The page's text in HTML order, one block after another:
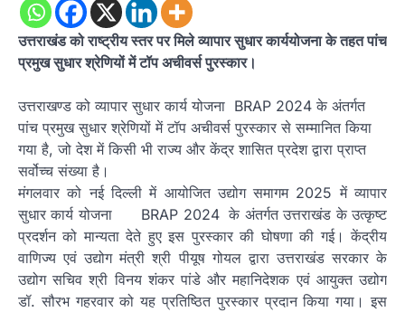
उत्तराखंड को राष्ट्रीय स्तर पर मिले व्यापार सुधार कार्ययोजना के तहत पांच
प्रमुख सुधार श्रेणियों में टॉप अचीवर्स पुरस्कार।
उत्तराखण्ड को व्यापार सुधार कार्य योजना BRAP 2024 के अंतर्गत
पांच प्रमुख सुधार श्रेणियों में टॉप अचीवर्स पुरस्कार से सम्मानित किया
गया है, जो देश में किसी भी राज्य और केंद्र शासित प्रदेश द्वारा प्राप्त
सर्वोच्च संख्या है।
मंगलवार को नई दिल्ली में आयोजित उद्योग समागम 2025 में व्यापार
सुधार कार्य योजना BRAP 2024 के अंतर्गत उत्तराखंड के उत्कृष्ट
प्रदर्शन को मान्यता देते हुए इस पुरस्कार की घोषणा की गई। केंद्रीय
वाणिज्य एवं उद्योग मंत्री श्री पीयूष गोयल द्वारा उत्तराखंड सरकार के
उद्योग सचिव श्री विनय शंकर पांडे और महानिदेशक एवं आयुक्त उद्योग
डॉ. सौरभ गहरवार को यह प्रतिष्ठित पुरस्कार प्रदान किया गया। इस